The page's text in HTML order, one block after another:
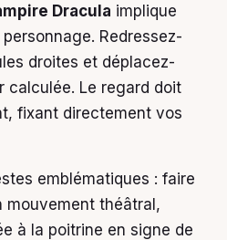
Dracula implique
personnage. Redressez-
droites et déplacez-
calculée. Le regard doit
fixant directement vos
emblématiques : faire
mouvement théâtral,
à la poitrine en signe de